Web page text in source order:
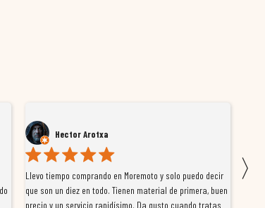
Hector Arotxa
Llevo tiempo comprando en Moremoto y solo puedo decir
que son un diez en todo. Tienen material de primera, buen
precio y un servicio rapidísimo. Da gusto cuando tratas
〉